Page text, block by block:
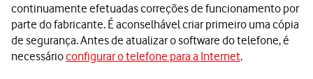
continuamente efetuadas correções de funcionamento por
parte do fabricante. É aconselhável criar primeiro uma cópia
de segurança. Antes de atualizar o software do telefone, é
necessárioconfigurar o telefone para a Internet.